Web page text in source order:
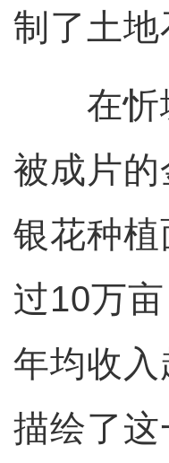
制了土地
在忻城
被成片
银花种
过10万
年均收
描绘了这